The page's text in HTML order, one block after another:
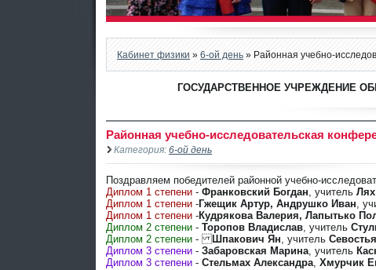
Кабинет физики » 6-ой день » Районная учебно-
ГОСУДАРСТВЕННОЕ УЧРЕЖДЕНИЕ
Районная учебно-исследовательская
Категория: 6-ой день
Поздравляем победителей районной учебно-
Диплом 1 степени - Франковский Богдан, учитель
Диплом 1 степени -Гжещик Артур, Андрушко Иван,
Диплом 1 степени -Кудрякова Валерия, Лапытько
Диплом 2 степени - Торопов Владислав, учитель
Диплом 2 степени -Шпакович Ян, учитель
Диплом 3 степени - Забаровская Марина, учитель
Диплом 3 степени - Стельмах Александра, Хмурчик